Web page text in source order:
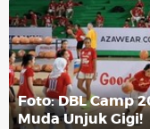
Foto: DBL Camp
Muda Unjuk Gigi!